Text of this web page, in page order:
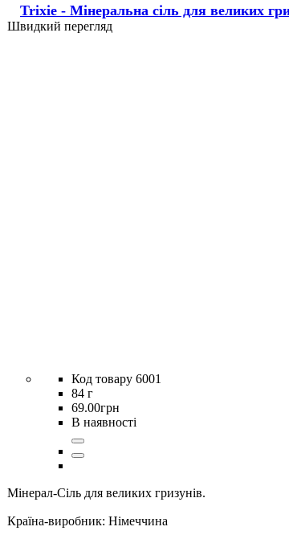
Trixie - Мінеральна сіль для великих
Швидкий перегляд
6001
84 г
69.00грн
В наявності
Мінерал-Сіль для великих гризунів.
Країна-виробник: Німеччина